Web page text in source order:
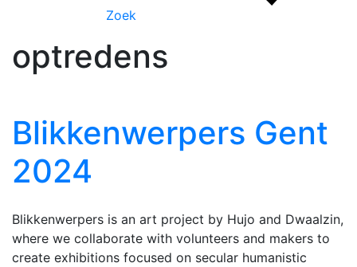
Zoek
optredens
Blikkenwerpers Gent
2024
Blikkenwerpers is an art project by Hujo and Dwaalzin,
where we collaborate with volunteers and makers to
create exhibitions focused on secular humanistic